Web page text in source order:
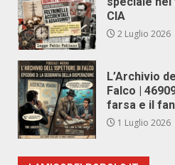
CIA
2 Luglio 2026
L’Archivio
Falco |
farsa e il
1 Luglio 2026